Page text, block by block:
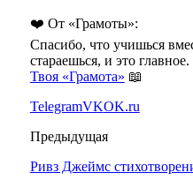
❤️ От «Грамоты»:
Спасибо, что учишься
стараешься, и это главное.
Твоя «Грамота» 📖
TelegramVKOK.ru
Предыдущая
Ривз Джеймс